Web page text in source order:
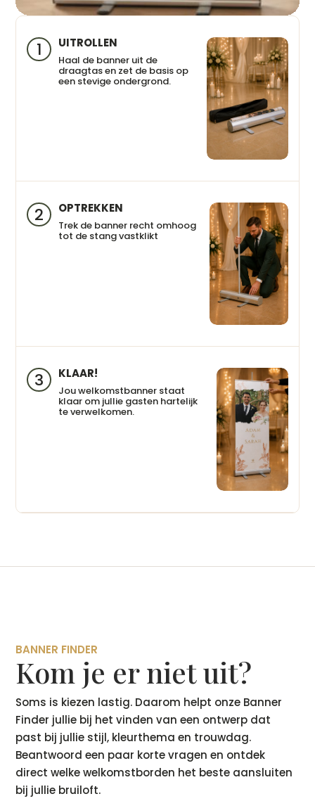
1 UITROLLEN
Haal de banner uit de
draagtas en zet de basis op
een stevige ondergrond.
2 OPTREKKEN
Trek de banner recht omhoog
tot de stang vastklikt
3 KLAAR!
Jou welkomstbanner staat
klaar om jullie gasten hartelijk
te verwelkomen.
BANNER FINDER
Kom je er niet uit?
Soms is kiezen lastig. Daarom helpt onze Banner
Finder jullie bij het vinden van een ontwerp dat
past bij jullie stijl, kleurthema en trouwdag.
Beantwoord een paar korte vragen en ontdek
direct welke welkomstborden het beste aansluiten
bij jullie bruiloft.